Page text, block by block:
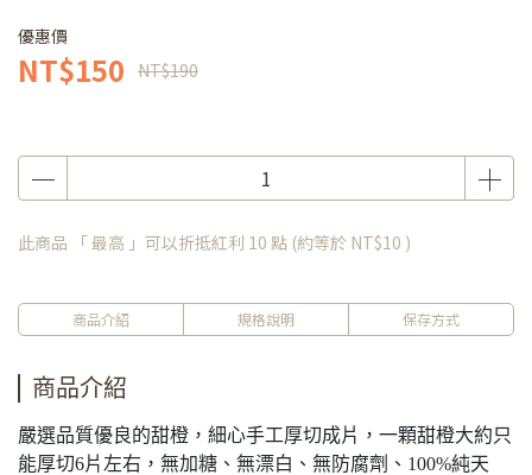
優惠價
NT$150 NT$190
此商品 「 最高 」可以折抵紅利 10 點 (約等於 NT$10 )
商品介紹 規格說明 保存方式
商品介紹
嚴選品質優良的甜橙，細心手工厚切成片，一顆甜橙大約只
能厚切6片左右，無加糖、無漂白、無防腐劑、100%純天